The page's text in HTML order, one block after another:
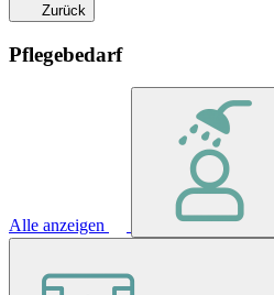
Zurück
Pflegebedarf
Alle anzeigen